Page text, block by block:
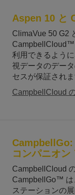
Aspen 10 と
ClimaVue 50 G2
CampbellCloud™
利用できるよう
視データのデー
セスが保証されま
CampbellCloud
コンパニオン
CampbellCloud
CampbellGo™ は
ステーションの